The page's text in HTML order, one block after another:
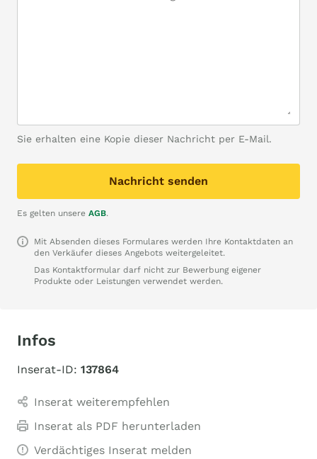
Sie erhalten eine Kopie dieser Nachricht per E-Mail.
Nachricht senden
Es gelten unsere AGB.
Mit Absenden dieses Formulares werden Ihre Kontaktdaten an
den Verkäufer dieses Angebots weitergeleitet.
Das Kontaktformular darf nicht zur Bewerbung eigener
Produkte oder Leistungen verwendet werden.
Infos
Inserat-ID: 137864
Inserat weiterempfehlen
Inserat als PDF herunterladen
Verdächtiges Inserat melden